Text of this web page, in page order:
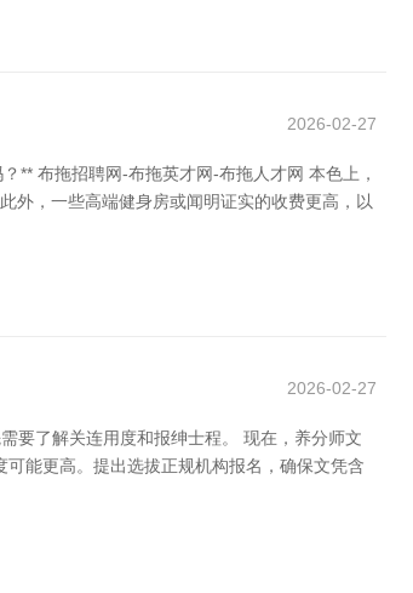
2026-02-27
** 布拖招聘网-布拖英才网-布拖人才网 本色上，
外，一些高端健身房或闻明证实的收费更高，以
2026-02-27
要了解关连用度和报绅士程。 现在，养分师文
能更高。提出选拔正规机构报名，确保文凭含